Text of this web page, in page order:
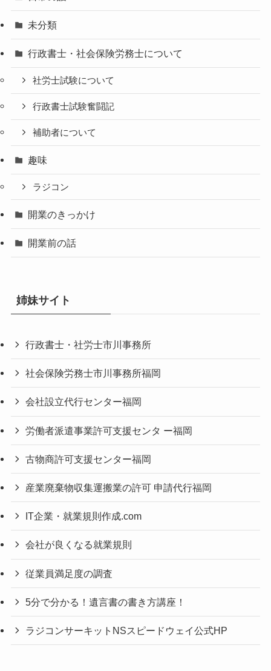
未分類
行政書士・社会保険労務士について
社労士試験について
行政書士試験奮闘記
補助者について
趣味
ラジコン
開業のきっかけ
開業前の話
姉妹サイト
行政書士・社労士市川事務所
社会保険労務士市川事務所福岡
会社設立代行センター福岡
労働者派遣事業許可支援センタ ー福岡
古物商許可支援センター福岡
産業廃棄物収集運搬業の許可 申請代行福岡
IT企業・就業規則作成.com
会社が良くなる就業規則
従業員満足度の調査
5分で分かる！遺言書の書き方講座！
ラジコンサーキットNSスピードウェイ公式HP